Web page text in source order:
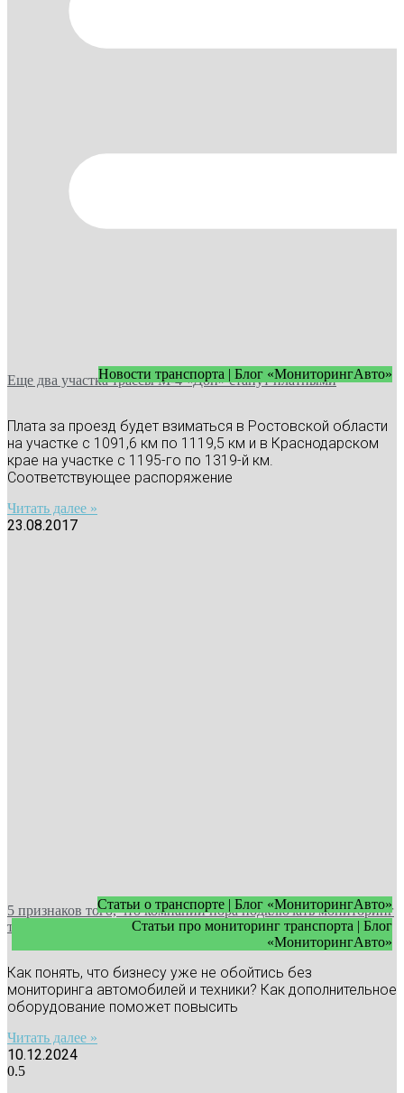
Новости транспорта | Блог «МониторингАвто»
Еще два участка трассы М-4 «Дон» станут платными
Плата за проезд будет взиматься в Ростовской области
на участке с 1091,6 км по 1119,5 км и в Краснодарском
крае на участке с 1195-го по 1319-й км.
Соответствующее распоряжение
Читать далее »
23.08.2017
Статьи о транспорте | Блог «МониторингАвто»
Статьи про мониторинг транспорта | Блог
«МониторингАвто»
5 признаков того, что компании пора подключать мониторинг
транспорта
Как понять, что бизнесу уже не обойтись без
мониторинга автомобилей и техники? Как дополнительное
оборудование поможет повысить
Читать далее »
10.12.2024